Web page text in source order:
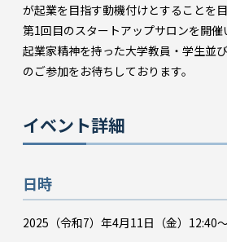
が起業を目指す動機付けとすることを
第1回目のスタートアップサロンを開催
起業家精神を持った大学教員・学生並
のご参加をお待ちしております。
イベント詳細
日時
2025（令和7）年4月11日（金）12:40